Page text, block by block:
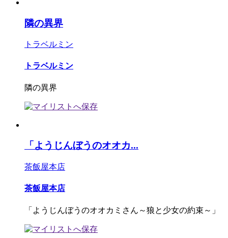
隣の異界
トラベルミン
トラベルミン
隣の異界
「ようじんぼうのオオカ...
茶飯屋本店
茶飯屋本店
「ようじんぼうのオオカミさん～狼と少女の約束～」